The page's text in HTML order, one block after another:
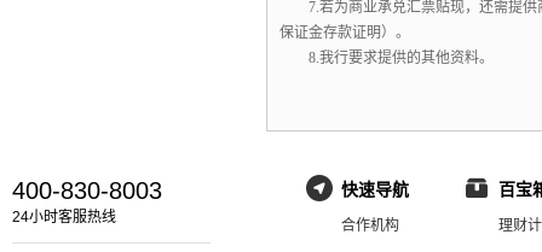
7.若为商业承兑汇票贴现，还需提
保证金存款证明）。
8.我行要求提供的其他资料。
400-830-8003
24小时客服热线
快速导航
合作机构
百宝
理财